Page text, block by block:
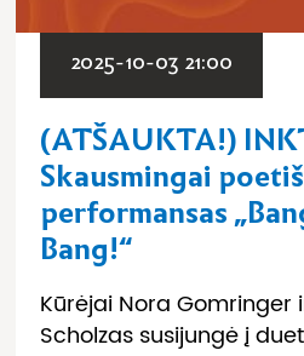
2025-10-03 21:00
(ATŠAUKTA!)
Skausmingai
performansas
Bang!“
Kūrėjai Nora Gomringer
Scholzas susijungė į